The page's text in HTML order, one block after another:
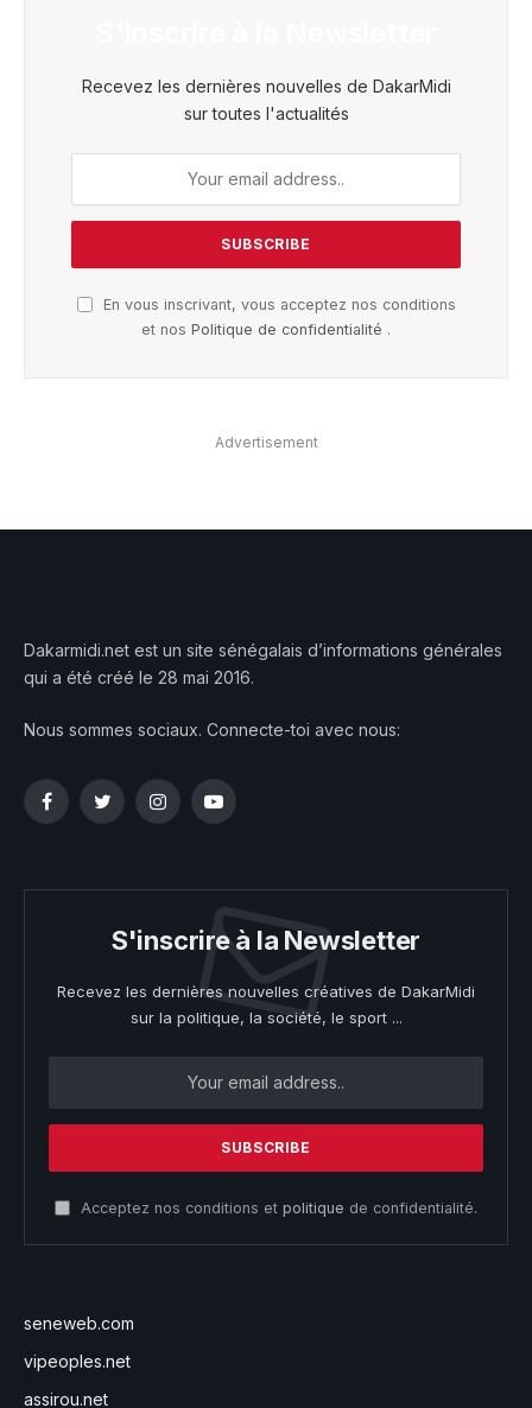
Recevez les dernières nouvelles de DakarMidi
sur toutes l'actualités
En vous inscrivant, vous acceptez nos conditions
et nos Politique de confidentialité .
Advertisement
Dakarmidi.net est un site sénégalais d’informations générales
qui a été créé le 28 mai 2016.
Nous sommes sociaux. Connecte-toi avec nous:
FacebookTwitterInstagramYouTube
S'inscrire à la Newsletter
Recevez les dernières nouvelles créatives de DakarMidi
sur la politique, la société, le sport ...
Acceptez nos conditions et politique de confidentialité.
seneweb.com
vipeoples.net
assirou.net